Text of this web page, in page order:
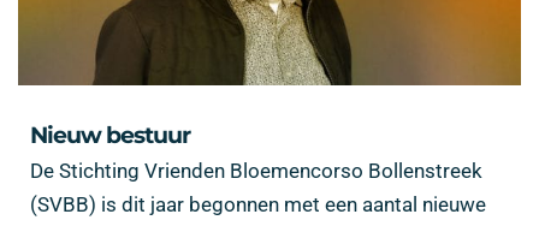
Nieuw bestuur
De Stichting Vrienden Bloemencorso Bollenstreek
(SVBB) is dit jaar begonnen met een aantal nieuwe